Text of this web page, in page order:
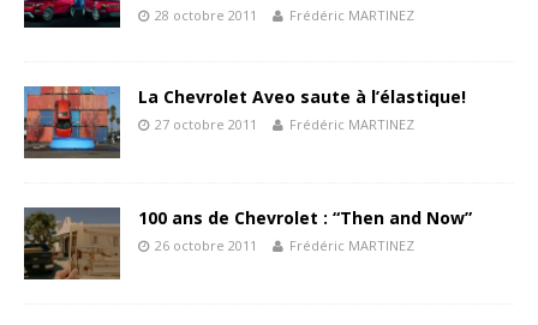
28 octobre 2011 Frédéric MARTINEZ
La Chevrolet Aveo saute à l’élastique!
27 octobre 2011 Frédéric MARTINEZ
100 ans de Chevrolet : “Then and Now”
26 octobre 2011 Frédéric MARTINEZ